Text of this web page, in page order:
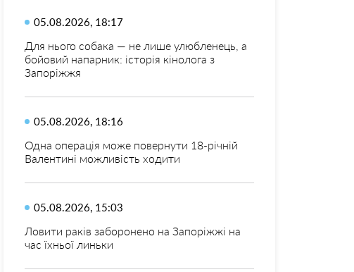
05.08.2026, 18:17
Для нього собака — не лише улюбленець, а
бойовий напарник: історія кінолога з
Запоріжжя
05.08.2026, 18:16
Одна операція може повернути 18-річній
Валентині можливість ходити
05.08.2026, 15:03
Ловити раків заборонено на Запоріжжі на
час їхньої линьки